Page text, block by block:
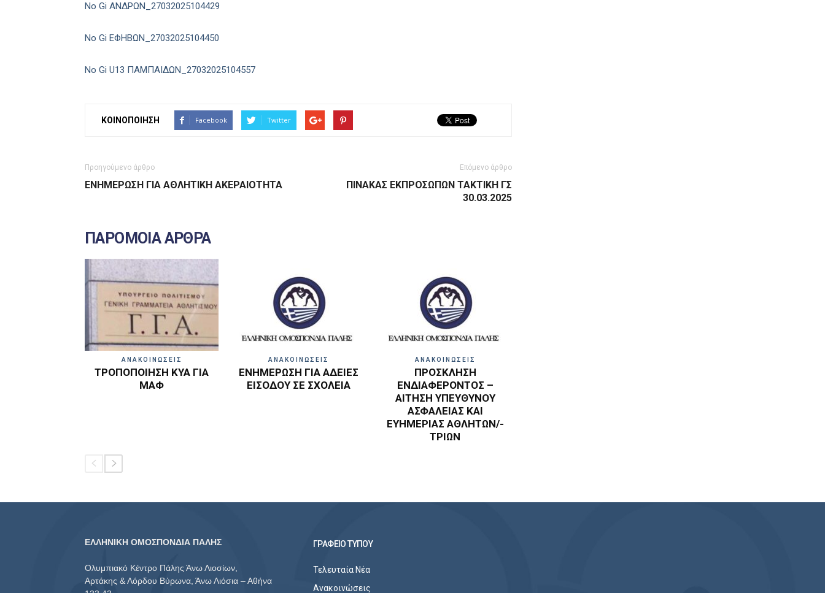
No Gi ΑΝΔΡΩΝ_27032025104429
No Gi ΕΦΗΒΩΝ_27032025104450
No Gi U13 ΠΑΜΠΑΙΔΩΝ_27032025104557
ΚΟΙΝΟΠΟΙΗΣΗ Facebook Twitter
Προηγούμενο άρθρο
ΕΝΗΜΕΡΩΣΗ ΓΙΑ ΑΘΛΗΤΙΚΗ ΑΚΕΡΑΙΟΤΗΤΑ
Επόμενο άρθρο
ΠΙΝΑΚΑΣ ΕΚΠΡΟΣΩΠΩΝ ΤΑΚΤΙΚΗ ΓΣ
30.03.2025
ΠΑΡΟΜΟΙΑ ΑΡΘΡΑ
ΑΝΑΚΟΙΝΩΣΕΙΣ
ΤΡΟΠΟΠΟΙΗΣΗ ΚΥΑ ΓΙΑ
ΜΑΦ
ΑΝΑΚΟΙΝΩΣΕΙΣ
ΕΝΗΜΕΡΩΣΗ ΓΙΑ ΑΔΕΙΕΣ
ΕΙΣΟΔΟΥ ΣΕ ΣΧΟΛΕΙΑ
ΑΝΑΚΟΙΝΩΣΕΙΣ
ΠΡΟΣΚΛΗΣΗ
ΕΝΔΙΑΦΕΡΟΝΤΟΣ –
ΑΙΤΗΣΗ ΥΠΕΥΘΥΝΟΥ
ΑΣΦΑΛΕΙΑΣ ΚΑΙ
ΕΥΗΜΕΡΙΑΣ ΑΘΛΗΤΩΝ/-
ΤΡΙΩΝ
ΕΛΛΗΝΙΚΗ ΟΜΟΣΠΟΝΔΙΑ ΠΑΛΗΣ
Ολυμπιακό Κέντρο Πάλης Άνω Λιοσίων,
Αρτάκης & Λόρδου Βύρωνα, Άνω Λιόσια – Αθήνα
ΓΡΑΦΕΙΟ ΤΥΠΟΥ
Τελευταία Νέα
Ανακοινώσεις